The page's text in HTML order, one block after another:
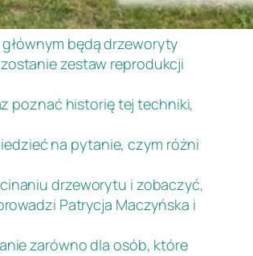
będą drzeworyty
zestaw reprodukcji
poznać historię tej techniki,
na pytanie, czym różni
drzeworytu i zobaczyć,
Patrycja Maczyńska i
zarówno dla osób, które